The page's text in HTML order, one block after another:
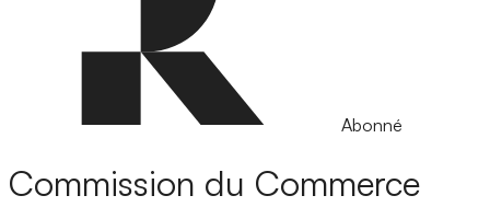
Abonné
Commission du Commerce